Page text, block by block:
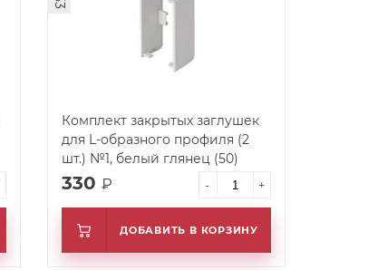
Комплект закрытых заглушек
для L-образного профиля (2
шт.) №1, белый глянец (50)
330 ₽ - +
ДОБАВИТЬ В КОРЗИНУ